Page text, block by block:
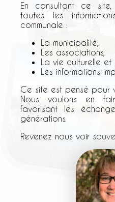
En consultant ce
toutes les
communale :
La municipalité,
Les associations,
La vie culturelle et
Les informations
Ce site est pensé pour
Nous voulons en
favorisant les
générations.
Revenez nous voir